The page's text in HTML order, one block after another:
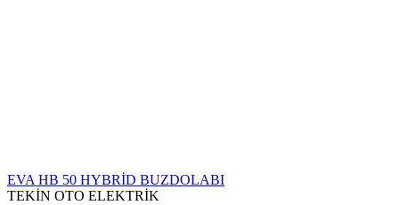
EVA HB 50 HYBRİD BUZDOLABI
TEKİN OTO ELEKTRİK